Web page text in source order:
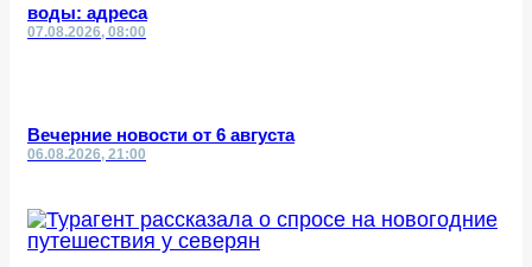
воды: адреса
07.08.2026, 08:00
Вечерние новости от 6 августа
06.08.2026, 21:00